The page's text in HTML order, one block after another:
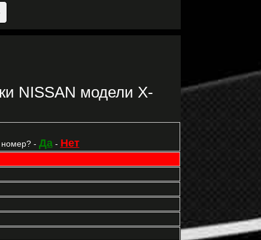
NISSAN модели X-
- Да- Нет